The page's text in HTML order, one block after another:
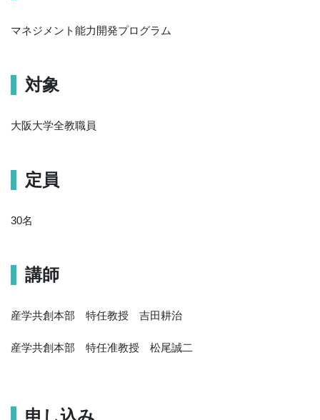
マネジメント能力開発プログラム
対象
大阪大学全教職員
定員
30名
講師
産学共創本部 特任教授 吉田耕治
産学共創本部 特任准教授 松尾誠二
申し込み